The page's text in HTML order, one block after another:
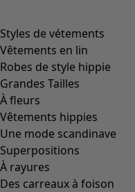
Styles de vétements
Vêtements en lin
Robes de style hippie
Grandes Tailles
À fleurs
Vêtements hippies
Une mode scandinave
Superpositions
À rayures
Des carreaux à foison